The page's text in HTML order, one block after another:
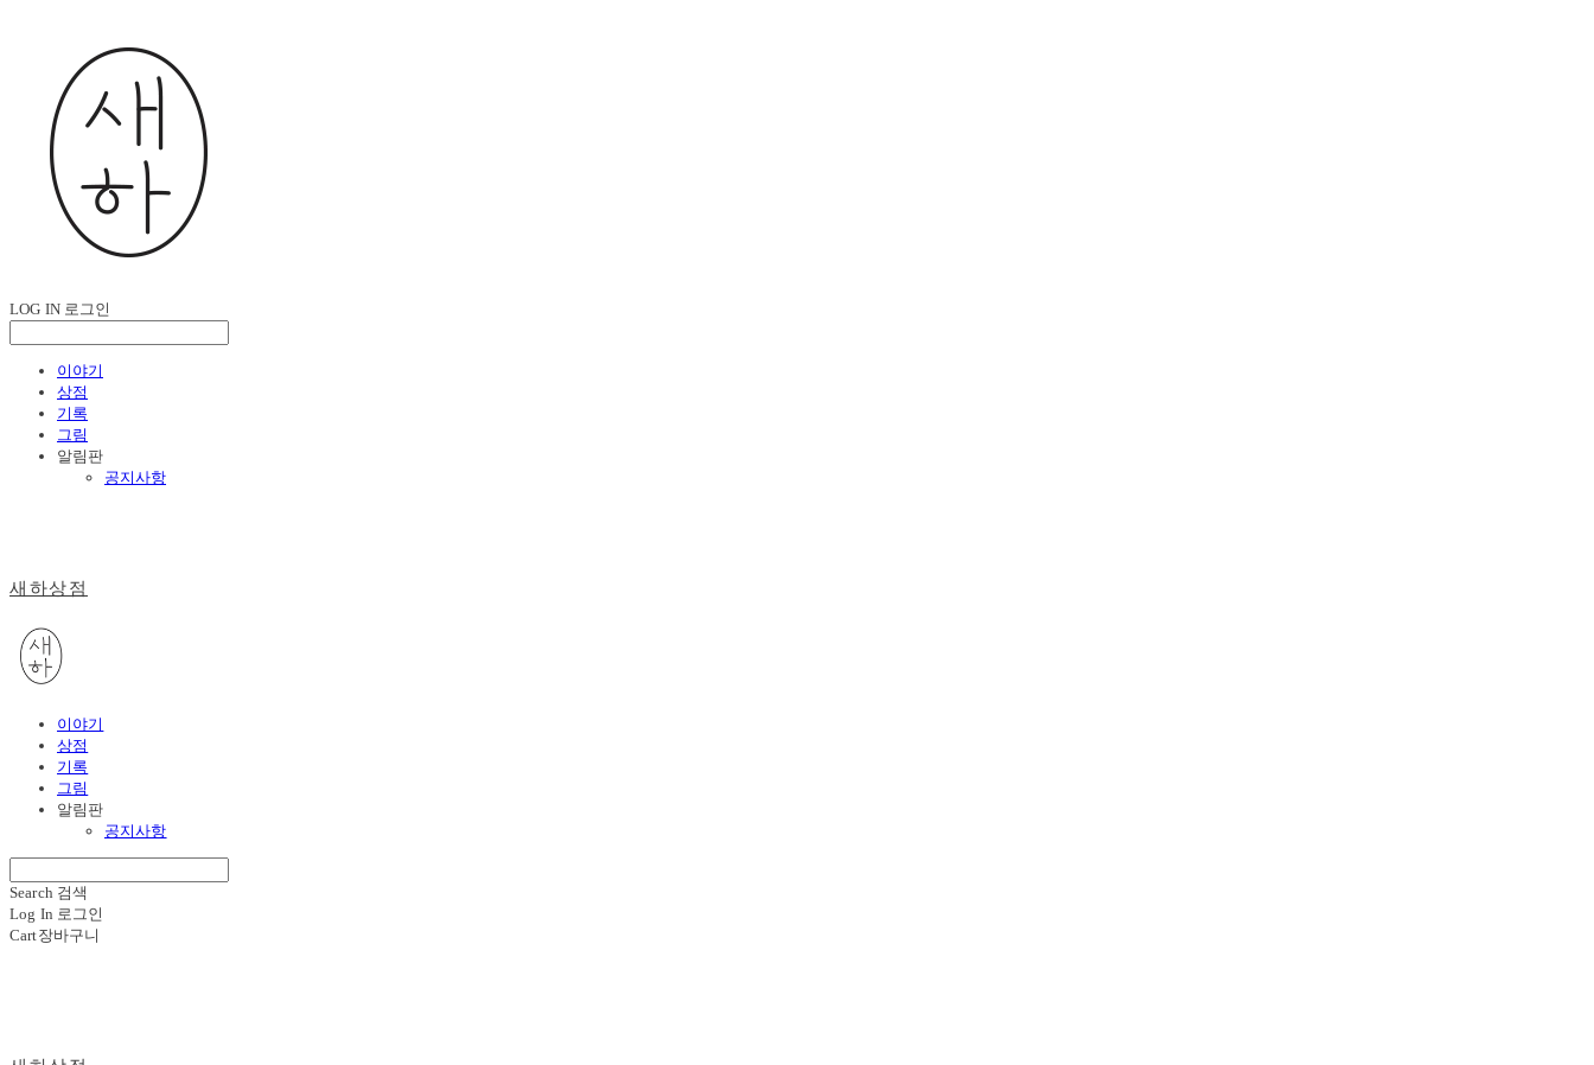
LOG IN 로그인
이야기
상점
기록
그림
알림판
공지사항
새하상점
이야기
상점
기록
그림
알림판
공지사항
Search 검색
Log In 로그인
Cart장바구니